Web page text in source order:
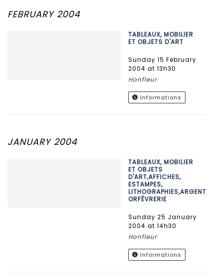
FEBRUARY 2004
TABLEAUX, MOBILIER
ET OBJETS D'ART
Sunday 15 February
2004 at 13h30
Honfleur
Informations
JANUARY 2004
TABLEAUX, MOBILIER
ET OBJETS
D'ART,AFFICHES,
ESTAMPES,
LITHOGRAPHIES,ARGENTERIE,
ORFÈVRERIE
Sunday 25 January
2004 at 14h30
Honfleur
Informations